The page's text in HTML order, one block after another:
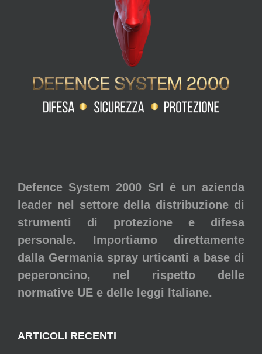
Defence System 2000 Srl è un azienda
leader nel settore della distribuzione di
strumenti di protezione e difesa
personale. Importiamo direttamente
dalla Germania spray urticanti a base di
peperoncino, nel rispetto delle
normative UE e delle leggi Italiane.
ARTICOLI RECENTI